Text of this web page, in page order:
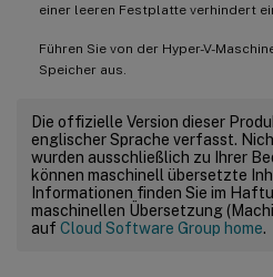
einer leeren Festplatte verhindert
Führen Sie von der Hyper-V-
Speicher aus.
Die offizielle Version dieser
englischer Sprache verfasst.
wurden ausschließlich zu Ihrer
können maschinell übersetzte
Informationen finden Sie im
maschinellen Übersetzung
auf Cloud Software Group home.